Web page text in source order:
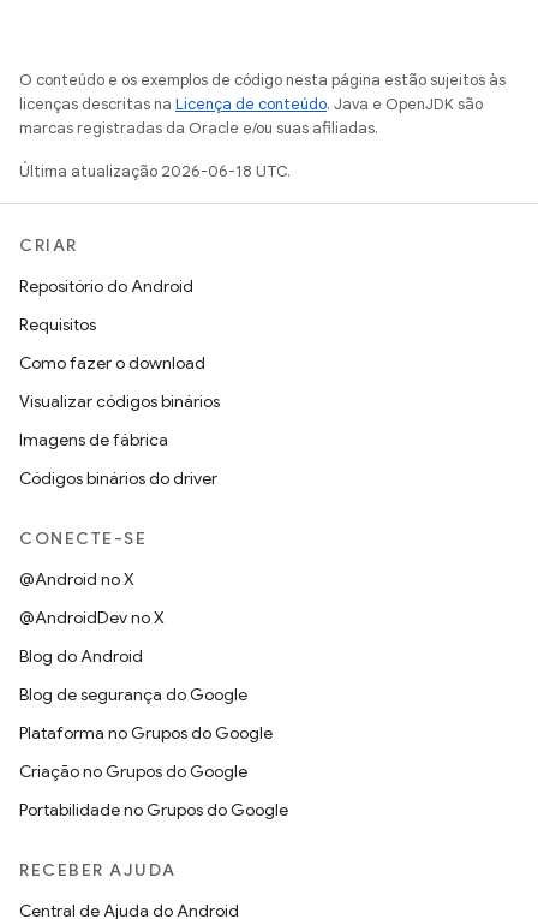
O conteúdo e os exemplos de código nesta página estão sujeitos às
licenças descritas na Licença de conteúdo. Java e OpenJDK são
marcas registradas da Oracle e/ou suas afiliadas.
Última atualização 2026-06-18 UTC.
CRIAR
Repositório do Android
Requisitos
Como fazer o download
Visualizar códigos binários
Imagens de fábrica
Códigos binários do driver
CONECTE-SE
@Android no X
@AndroidDev no X
Blog do Android
Blog de segurança do Google
Plataforma no Grupos do Google
Criação no Grupos do Google
Portabilidade no Grupos do Google
RECEBER AJUDA
Central de Ajuda do Android